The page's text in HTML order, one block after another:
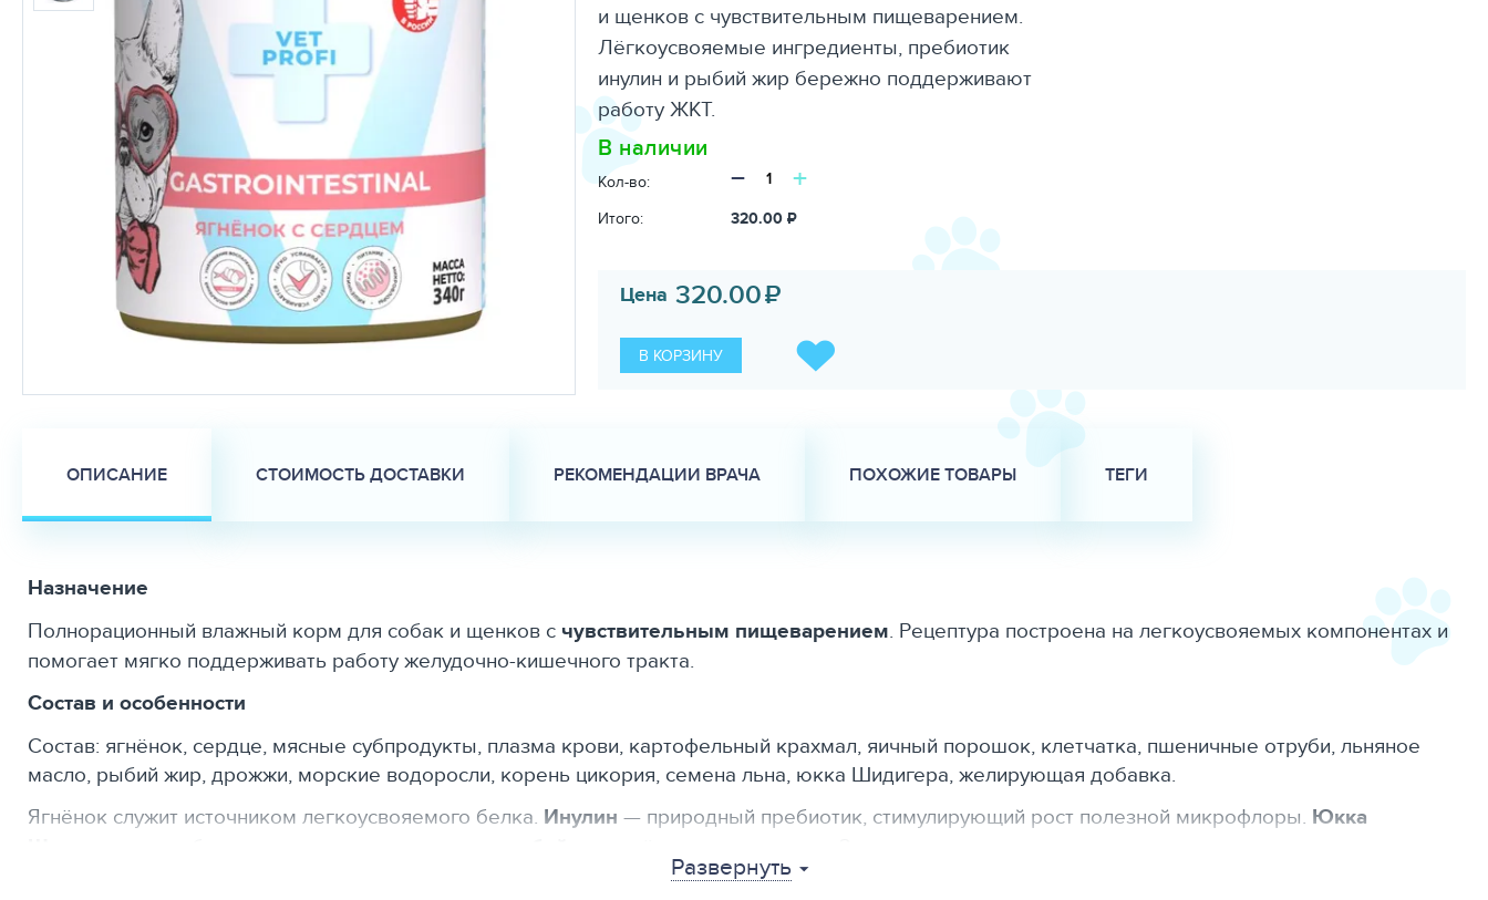
и щенков с чувствительным пищеварением.
Лёгкоусвояемые ингредиенты, пребиотик
инулин и рыбий жир бережно поддерживают
работу ЖКТ.
В наличии
Кол-во: − +
Итого: 320.00 ₽
Цена 320.00₽
В КОРЗИНУ
ОПИСАНИЕ СТОИМОСТЬ ДОСТАВКИ РЕКОМЕНДАЦИИ ВРАЧА ПОХОЖИЕ ТОВАРЫ ТЕГИ
Назначение
Полнорационный влажный корм для собак и щенков с чувствительным пищеварением. Рецептура построена на легкоусвояемых компонентах и
помогает мягко поддерживать работу желудочно-кишечного тракта.
Состав и особенности
Состав: ягнёнок, сердце, мясные субпродукты, плазма крови, картофельный крахмал, яичный порошок, клетчатка, пшеничные отруби, льняное
масло, рыбий жир, дрожжи, морские водоросли, корень цикория, семена льна, юкка Шидигера, желирующая добавка.
Ягнёнок служит источником легкоусвояемого белка. Инулин — природный пребиотик, стимулирующий рост полезной микрофлоры. Юкка
Аналитический состав (вариант с ягнёнком): сырой протеин — 11,0%, сырой жир — 7,0%, углеводы — 1,5%, сырая зола — 2,0%, сырая клетчатка —
Развернуть